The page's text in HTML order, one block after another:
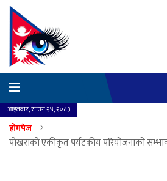
आइतवार, साउन २४, २०८३
होमपेज
पोखराको एकीकृत पर्यटकीय परियोजनाको